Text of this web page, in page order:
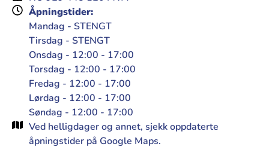
Åpningstider:
Mandag - STENGT
Tirsdag - STENGT
Onsdag - 12:00 - 17:00
Torsdag - 12:00 - 17:00
Fredag - 12:00 - 17:00
Lørdag - 12:00 - 17:00
Søndag - 12:00 - 17:00
Ved helligdager og annet, sjekk oppdaterte
åpningstider på Google Maps.